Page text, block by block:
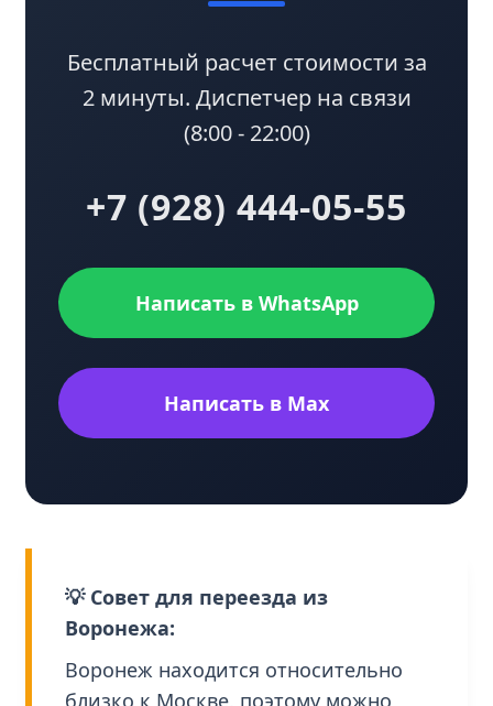
Бесплатный расчет стоимости за
2 минуты. Диспетчер на связи
(8:00 - 22:00)
+7 (928) 444-05-55
Написать в WhatsApp
Написать в Max
💡 Совет для переезда из
Воронежа:
Воронеж находится относительно
близко к Москве, поэтому можно